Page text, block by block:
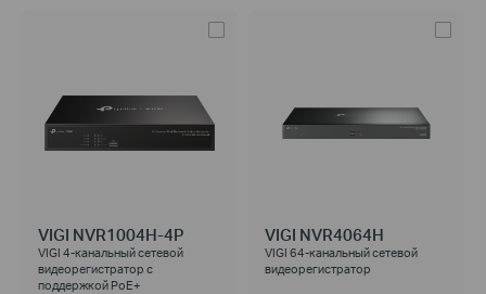
VIGI NVR1004H-4P
VIGI 4-канальный сетевой
видеорегистратор с
поддержкой PoE+
VIGI NVR4064H
VIGI 64-канальный сетевой
видеорегистратор